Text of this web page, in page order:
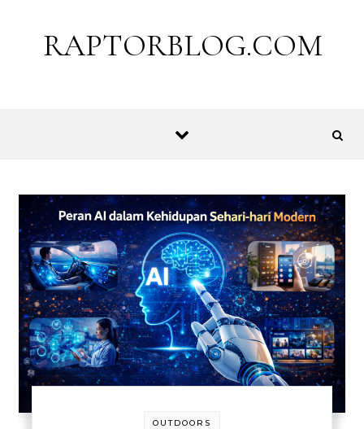
RAPTORBLOG.COM
OUTDOORS